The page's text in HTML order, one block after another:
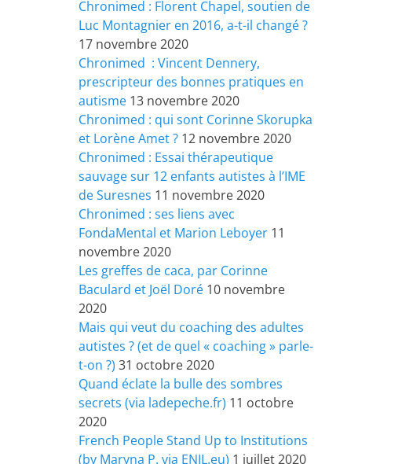
Chronimed : Florent Chapel, soutien de
Luc Montagnier en 2016, a-t-il changé ?
17 novembre 2020
Chronimed : Vincent Dennery,
prescripteur des bonnes pratiques en
autisme 13 novembre 2020
Chronimed : qui sont Corinne Skorupka
et Lorène Amet ? 12 novembre 2020
Chronimed : Essai thérapeutique
sauvage sur 12 enfants autistes à l’IME
de Suresnes 11 novembre 2020
Chronimed : ses liens avec
FondaMental et Marion Leboyer 11
novembre 2020
Les greffes de caca, par Corinne
Baculard et Joël Doré 10 novembre
2020
Mais qui veut du coaching des adultes
autistes ? (et de quel « coaching » parle-
t-on ?) 31 octobre 2020
Quand éclate la bulle des sombres
secrets (via ladepeche.fr) 11 octobre
2020
French People Stand Up to Institutions
(by Maryna P. via ENIL.eu) 1 juillet 2020